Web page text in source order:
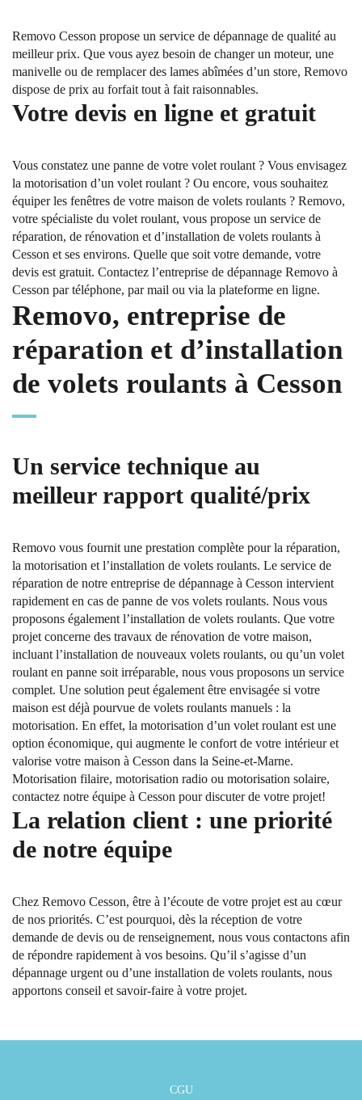
Removo Cesson propose un service de dépannage de qualité au
meilleur prix. Que vous ayez besoin de changer un moteur, une
manivelle ou de remplacer des lames abîmées d’un store, Removo
dispose de prix au forfait tout à fait raisonnables.
Votre devis en ligne et gratuit
Vous constatez une panne de votre volet roulant ? Vous envisagez
la motorisation d’un volet roulant ? Ou encore, vous souhaitez
équiper les fenêtres de votre maison de volets roulants ? Removo,
votre spécialiste du volet roulant, vous propose un service de
réparation, de rénovation et d’installation de volets roulants à
Cesson et ses environs. Quelle que soit votre demande, votre
devis est gratuit. Contactez l’entreprise de dépannage Removo à
Cesson par téléphone, par mail ou via la plateforme en ligne.
Removo, entreprise de
réparation et d’installation
de volets roulants à Cesson
Un service technique au
meilleur rapport qualité/prix
Removo vous fournit une prestation complète pour la réparation,
la motorisation et l’installation de volets roulants. Le service de
réparation de notre entreprise de dépannage à Cesson intervient
rapidement en cas de panne de vos volets roulants. Nous vous
proposons également l’installation de volets roulants. Que votre
projet concerne des travaux de rénovation de votre maison,
incluant l’installation de nouveaux volets roulants, ou qu’un volet
roulant en panne soit irréparable, nous vous proposons un service
complet. Une solution peut également être envisagée si votre
maison est déjà pourvue de volets roulants manuels : la
motorisation. En effet, la motorisation d’un volet roulant est une
option économique, qui augmente le confort de votre intérieur et
valorise votre maison à Cesson dans la Seine-et-Marne.
Motorisation filaire, motorisation radio ou motorisation solaire,
contactez notre équipe à Cesson pour discuter de votre projet!
La relation client : une priorité
de notre équipe
Chez Removo Cesson, être à l’écoute de votre projet est au cœur
de nos priorités. C’est pourquoi, dès la réception de votre
demande de devis ou de renseignement, nous vous contactons afin
de répondre rapidement à vos besoins. Qu’il s’agisse d’un
dépannage urgent ou d’une installation de volets roulants, nous
apportons conseil et savoir-faire à votre projet.
CGU